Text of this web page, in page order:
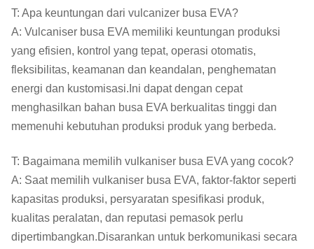
T: Apa keuntungan dari vulcanizer busa EVA?
A: Vulcaniser busa EVA memiliki keuntungan produksi
yang efisien, kontrol yang tepat, operasi otomatis,
fleksibilitas, keamanan dan keandalan, penghematan
energi dan kustomisasi.Ini dapat dengan cepat
menghasilkan bahan busa EVA berkualitas tinggi dan
memenuhi kebutuhan produksi produk yang berbeda.
T: Bagaimana memilih vulkaniser busa EVA yang cocok?
A: Saat memilih vulkaniser busa EVA, faktor-faktor seperti
kapasitas produksi, persyaratan spesifikasi produk,
kualitas peralatan, dan reputasi pemasok perlu
dipertimbangkan.Disarankan untuk berkomunikasi secara